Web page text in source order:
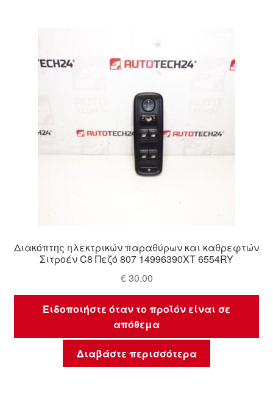
Διακόπτης ηλεκτρικών παραθύρων και καθρεφτών
Σιτροέν C8 Πεζό 807 14996390XT 6554RY
€30,00
Ειδοποιήστε όταν το προϊόν είναι σε
απόθεμα
Διαβάστε περισσότερα